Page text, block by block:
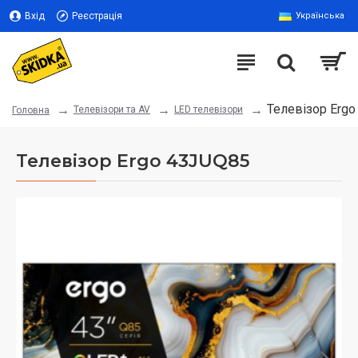
Вхід Реєстрація Українська
Головна Телевізори та AV LED телевізори Телевізор
Телевізор Ergo 43JUQ85